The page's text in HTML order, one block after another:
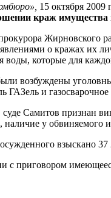
15 октября 2009
краж имущества
Жирновского
о кражах их
воды, которые для
возбуждены
ГАЗель и
суде Самитов признан
наличие у обвиняемого
взыскано
с приговором